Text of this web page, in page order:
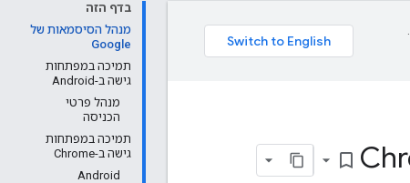
בדף הזה
מנהל הסיסמאות של
Google
תמיכה במפתחות
גישה ב-Android
מנהל פרטי
הכניסה
תמיכה במפתחות
גישה ב-Chrome
Android
bookmark_border